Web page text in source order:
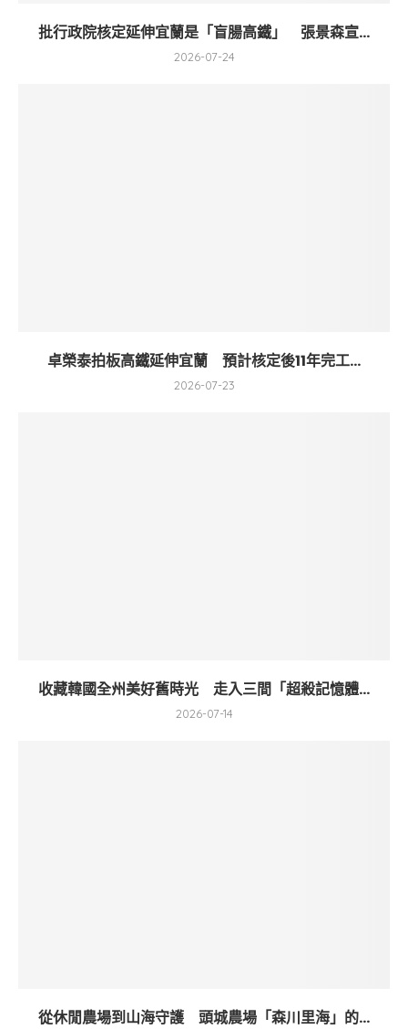
批行政院核定延伸宜蘭是「盲腸高鐵」 張景森宣...
2026-07-24
卓榮泰拍板高鐵延伸宜蘭 預計核定後11年完工...
2026-07-23
收藏韓國全州美好舊時光 走入三間「超殺記憶體...
2026-07-14
從休閒農場到山海守護 頭城農場「森川里海」的...